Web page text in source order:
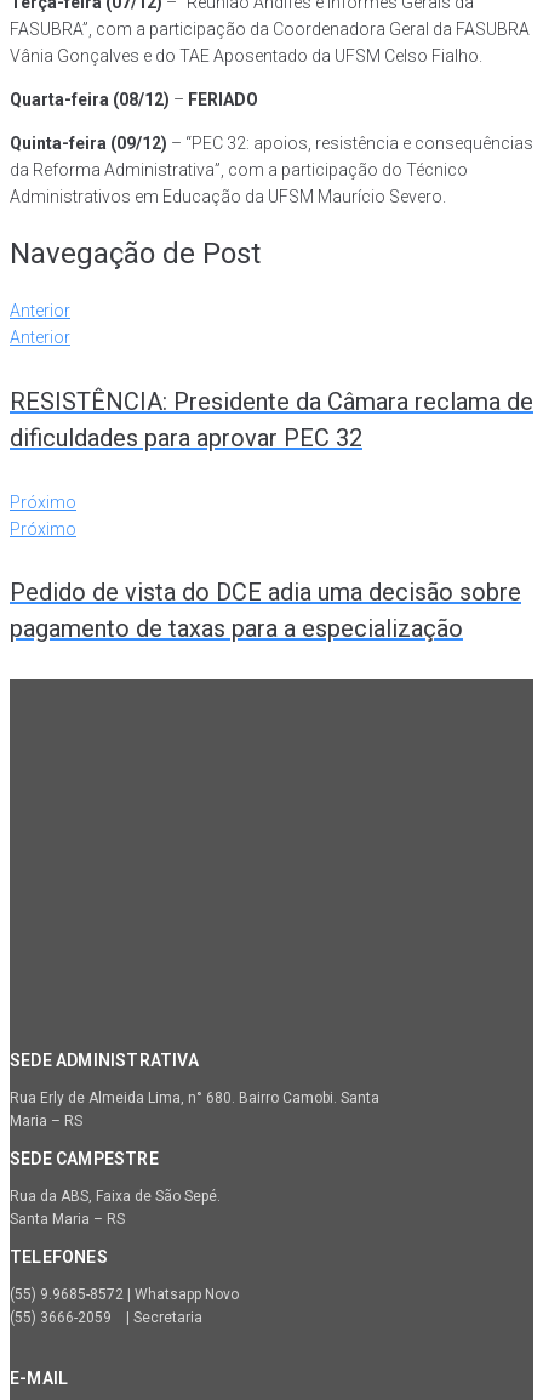
FASUBRA”, com a participação da Coordenadora Geral da FASUBRA
Vânia Gonçalves e do TAE Aposentado da UFSM Celso Fialho.
Quarta-feira (08/12) – FERIADO
Quinta-feira (09/12) – “PEC 32: apoios, resistência e consequências
da Reforma Administrativa”, com a participação do Técnico
Administrativos em Educação da UFSM Maurício Severo.
Navegação de Post
Anterior
Anterior
RESISTÊNCIA: Presidente da Câmara reclama de
dificuldades para aprovar PEC 32
Próximo
Próximo
Pedido de vista do DCE adia uma decisão sobre
pagamento de taxas para a especialização
SEDE ADMINISTRATIVA
Rua Erly de Almeida Lima, n° 680. Bairro Camobi. Santa
Maria – RS
SEDE CAMPESTRE
Rua da ABS, Faixa de São Sepé.
Santa Maria – RS
TELEFONES
(55) 9.9685-8572 | Whatsapp Novo
(55) 3666-2059 | Secretaria
E-MAIL